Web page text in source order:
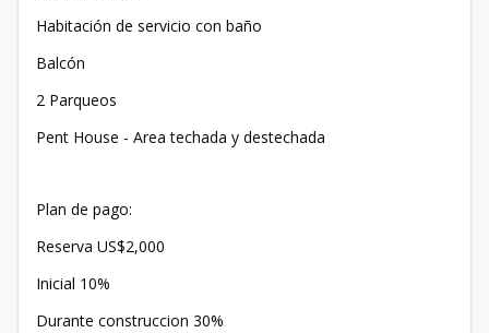
Habitación de servicio con baño
Balcón
2 Parqueos
Pent House - Area techada y destechada
Plan de pago:
Reserva US$2,000
Inicial 10%
Durante construccion 30%